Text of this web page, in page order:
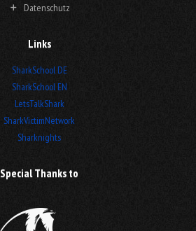
Datenschutz
Links
SharkSchool DE
SharkSchool EN
LetsTalkShark
SharkVictimNetwork
Sharknights
Special Thanks to